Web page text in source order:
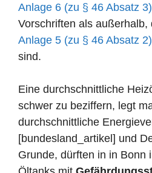
Anlage 6 (zu § 46 Absatz 3)
Vorschriften als außerhalb,
Anlage 5 (zu § 46 Absatz 2)
sind.
Eine durchschnittliche
schwer zu beziffern, legt
durchschnittliche
[bundesland_artikel] und
Grunde, dürften in in Bonn